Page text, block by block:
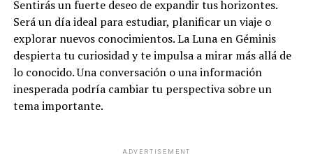
Sentirás un fuerte deseo de expandir tus horizontes.
Será un día ideal para estudiar, planificar un viaje o
explorar nuevos conocimientos. La Luna en Géminis
despierta tu curiosidad y te impulsa a mirar más allá de
lo conocido. Una conversación o una información
inesperada podría cambiar tu perspectiva sobre un
tema importante.
ADVERTISEMENT